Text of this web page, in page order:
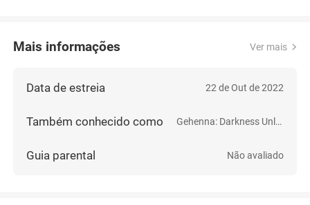
Mais informações Ver mais
Data de estreia 22 de Out de 2022
Também conhecido como Gehenna: Darkness Unleashed
Guia parental Não avaliado